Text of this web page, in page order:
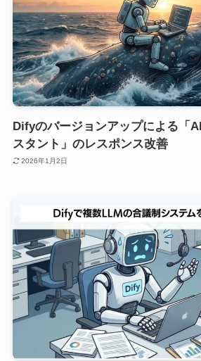
Difyのバージョンアップによる「
スタント」のレスポンス改善
2026年1月2日